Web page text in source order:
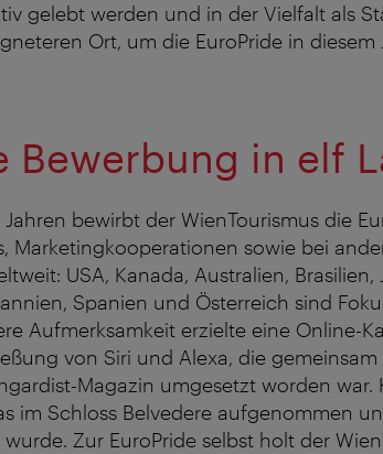
gelebt werden und in der Vielfalt als
Ort, um die EuroPride in diesem
Bewerbung in elf
bewirbt der WienTourismus die
Marketingkooperationen sowie bei
USA, Kanada, Australien, Brasilien,
Spanien und Österreich sind
Aufmerksamkeit erzielte eine Online-
von Siri und Alexa, die
Magazin umgesetzt worden war.
im Schloss Belvedere aufgenommen
Zur EuroPride selbst holt der